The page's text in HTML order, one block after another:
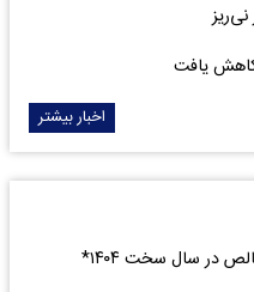
اخبار بیشتر